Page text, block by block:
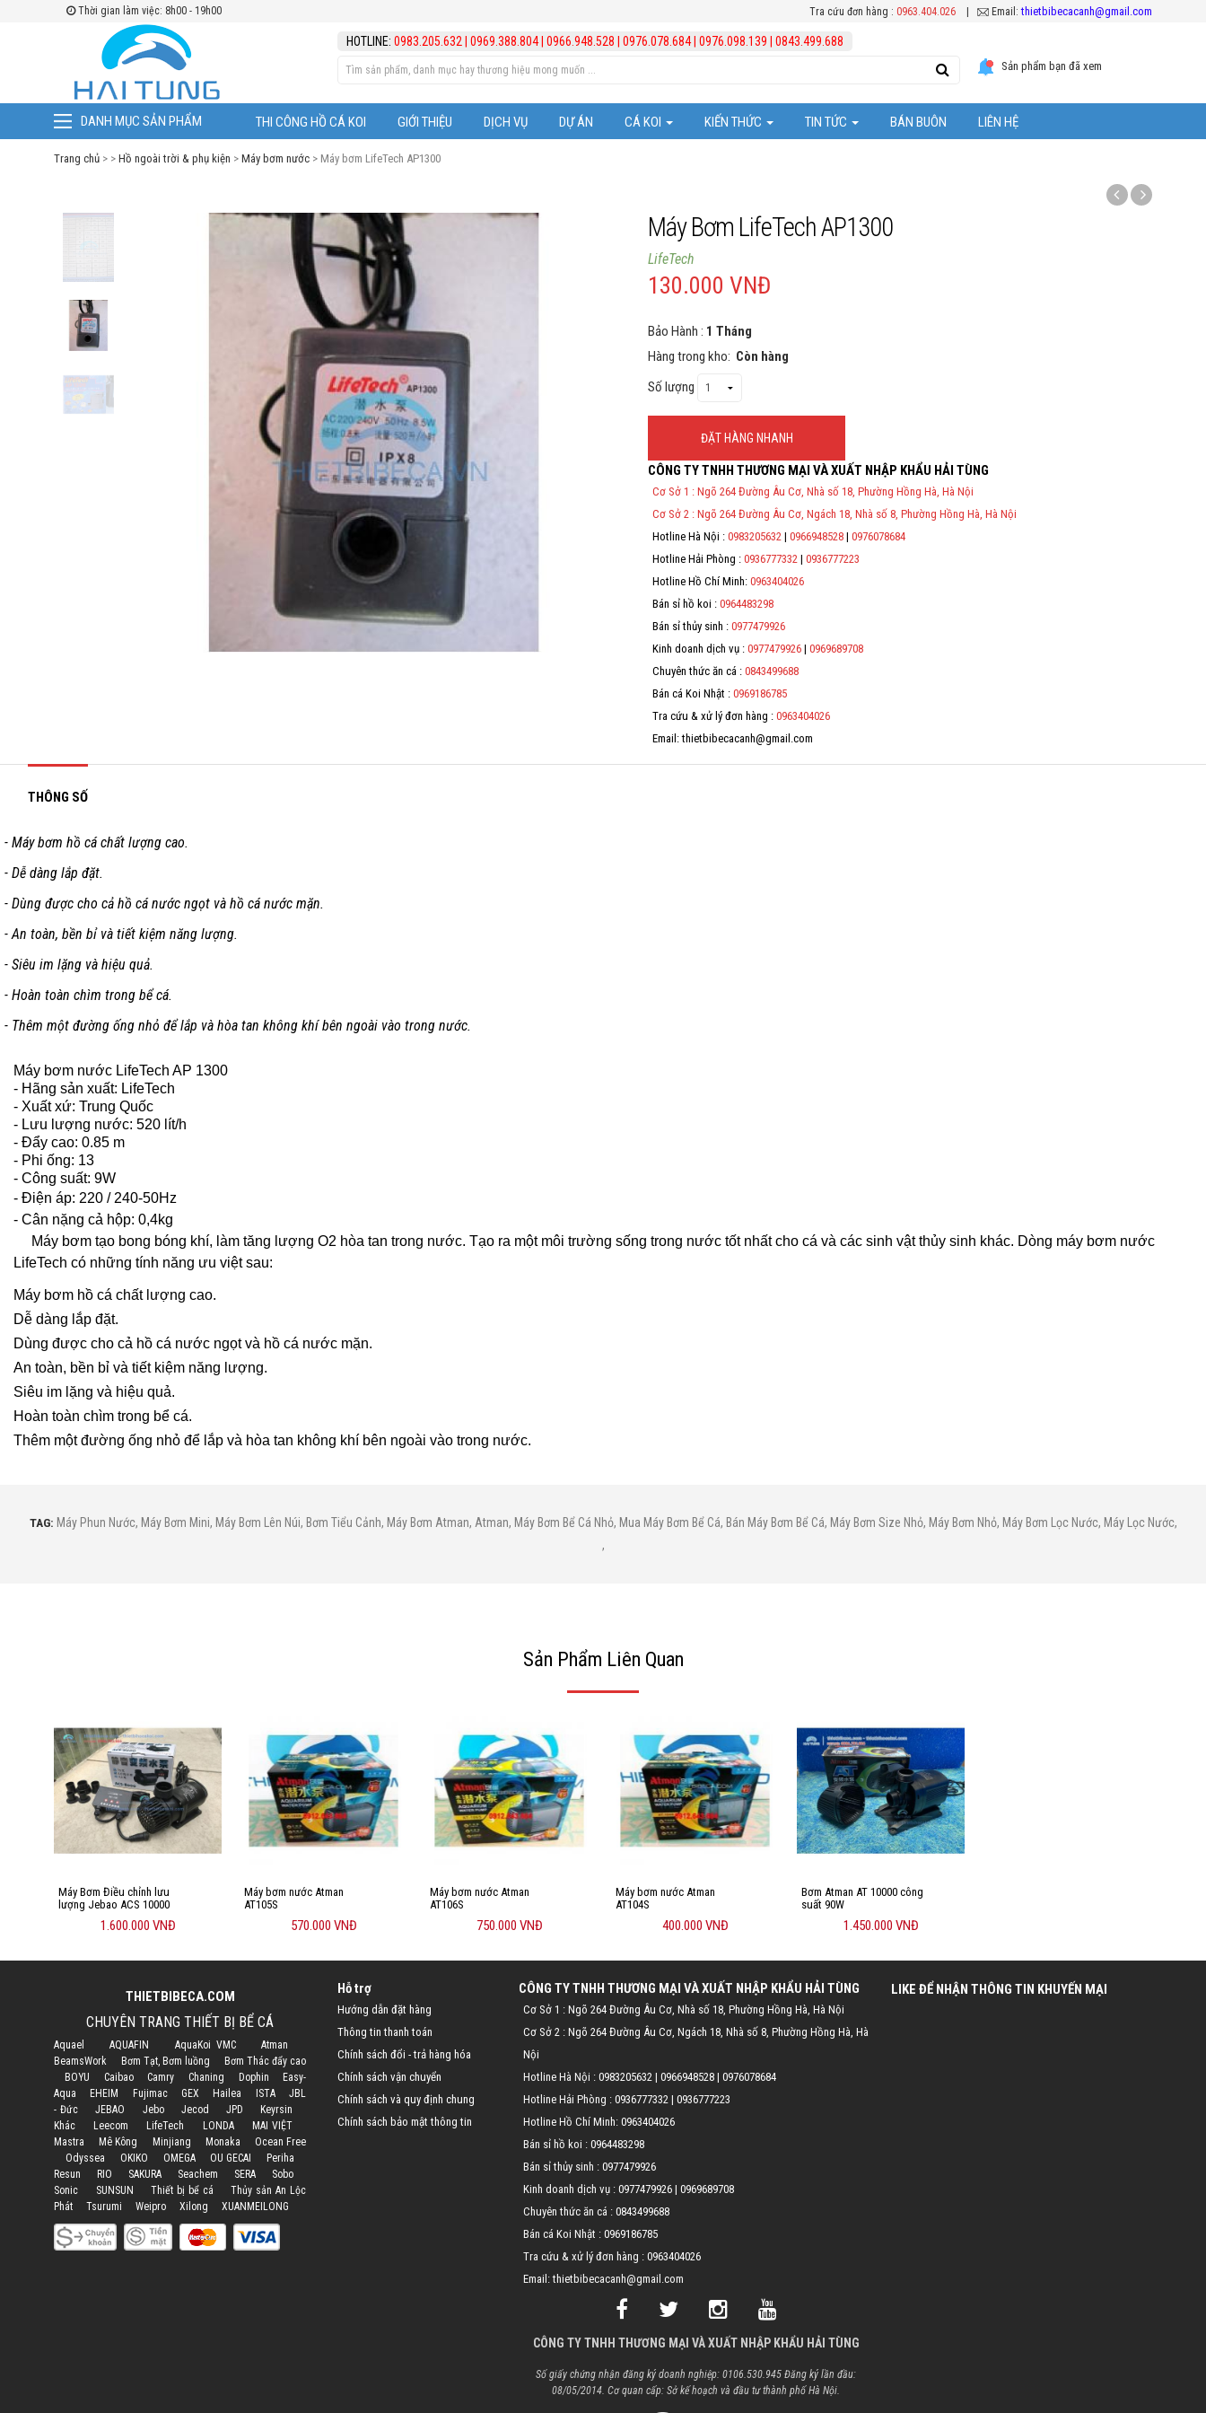
Thời gian làm việc: 8h00 - 19h00 Tra cứu đơn hàng : 0963.404.026 Email:thietbibecacanh@gmail.com
Sản phẩm bạn đã xem
HOTLINE:0983.205.632 |0969.388.804|0966.948.528 |0976.078.684|0976.098.139 |0843.499.688
DANH MỤC SẢN PHẨM THI CÔNG HỒ CÁ KOI GIỚI THIỆU DỊCH VỤ DỰ ÁN CÁ KOI KIẾN THỨC
Kiến thức chăm sóc bể cá cảnh
Video hướng dẫn lắp đặt thiết bị bể cá
Quản lý và xử lý nước bể cả
TIN TỨC BÁN BUÔN LIÊN HỆ
Trang chủ > > Hồ ngoài trời & phụ kiện > Máy bơm nước > Máy bơm LifeTech AP1300
Máy Bơm LifeTech AP1300
LifeTech
130.000 VNĐ
Bảo Hành : 1 Tháng
Hàng trong kho: Còn hàng
Số lượng
ĐẶT HÀNG NHANH
Thông Tin Đặt Hàng
Theo Nghị định 123/2020/NĐ-CP và nghị định 70/2025/NĐ-CP về việc thực hiện lập Hóa Đơn Điện
Tử bán hàng và cung cấp dịch vụ cho người mua bắt buộc phải thế hiện đầy đủ thông tin: họ tên,
địa chỉ, mã số thuế/ căn cước công dân/ số định danh.
CÔNG TY TNHH THƯƠNG MẠI VÀ XUẤT NHẬP KHẨU HẢI TÙNG
Cơ Sở 1 : Ngõ 264 Đường Âu Cơ, Nhà số 18, Phường Hồng Hà, Hà Nội
Cơ Sở 2 : Ngõ 264 Đường Âu Cơ, Ngách 18, Nhà số 8, Phường Hồng Hà, Hà Nội
Hotline Hà Nội : 0983205632 | 0966948528 | 0976078684
Hotline Hải Phòng : 0936777332 | 0936777223
Hotline Hồ Chí Minh: 0963404026
Bán sỉ hồ koi : 0964483298
Bán sỉ thủy sinh : 0977479926
Kinh doanh dịch vụ : 0977479926 | 0969689708
Chuyên thức ăn cá : 0843499688
Bán cá Koi Nhật : 0969186785
Tra cứu & xử lý đơn hàng : 0963404026
Email: thietbibecacanh@gmail.com
THÔNG SỐ
- Máy bơm hồ cá chất lượng cao.
- Dễ dàng lắp đặt.
- Dùng được cho cả hồ cá nước ngọt và hồ cá nước mặn.
- An toàn, bền bỉ và tiết kiệm năng lượng.
- Siêu im lặng và hiệu quả.
- Hoàn toàn chìm trong bể cá.
- Thêm một đường ống nhỏ để lắp và hòa tan không khí bên ngoài vào trong nước.
Máy bơm nước LifeTech AP 1300
- Hãng sản xuất: LifeTech
- Xuất xứ: Trung Quốc
- Lưu lượng nước: 520 lít/h
- Đẩy cao: 0.85 m
- Phi ống: 13
- Công suất: 9W
- Điện áp: 220 / 240-50Hz
- Cân nặng cả hộp: 0,4kg
Máy bơm tạo bong bóng khí, làm tăng lượng O2 hòa tan trong nước. Tạo ra một môi trường sống trong nước tốt nhất cho cá và các sinh vật thủy sinh khác. Dòng máy bơm nước
LifeTech có những tính năng ưu việt sau:
Máy bơm hồ cá chất lượng cao.
Dễ dàng lắp đặt.
Dùng được cho cả hồ cá nước ngọt và hồ cá nước mặn.
An toàn, bền bỉ và tiết kiệm năng lượng.
Siêu im lặng và hiệu quả.
Hoàn toàn chìm trong bể cá.
Thêm một đường ống nhỏ để lắp và hòa tan không khí bên ngoài vào trong nước.
TAG: Máy Phun Nước, Máy Bơm Mini, Máy Bơm Lên Núi, Bơm Tiểu Cảnh, Máy Bơm Atman, Atman, Máy Bơm Bể Cá Nhỏ, Mua Máy Bơm Bể Cá, Bán Máy Bơm Bể Cá, Máy Bơm Size Nhỏ, Máy Bơm Nhỏ, Máy Bơm Lọc Nước, Máy Lọc Nước,
,
Sản Phẩm Liên Quan
Máy Bơm Điều chỉnh lưu
lượng Jebao ACS 10000
1.600.000 VNĐ
Máy bơm nước Atman
AT105S
570.000 VNĐ
Máy bơm nước Atman
AT106S
750.000 VNĐ
Máy bơm nước Atman
AT104S
400.000 VNĐ
Bơm Atman AT 10000 công
suất 90W
1.450.000 VNĐ
THIETBIBECA.COM
CHUYÊN TRANG THIẾT BỊ BỂ CÁ
Aquael AQUAFIN AquaKoi VMC
Atman
BeamsWork
Bơm Tạt, Bơm luồng
Bơm Thác đẩy cao
BOYU
Caibao Camry Chaning Dophin
Easy-
Aqua
EHEIM Fujimac GEX Hailea ISTA
JBL
- Đức
JEBAO Jebo Jecod JPD
Keyrsin
Khác
Leecom LifeTech LONDA
MAI VIỆT
Mastra
Mê Kông Minjiang Monaka
Ocean Free
Odyssea
OKIKO OMEGA OU GECAI
Periha
Resun
RIO SAKURA Seachem SERA
Sobo
Sonic
SUNSUN Thiết bị bể cá
Thủy sản An Lộc
Phát
Tsurumi Weipro Xilong XUANMEILONG
Hỗ trợ
Hướng dẫn đặt hàng
Thông tin thanh toán
Chính sách đổi - trả hàng hóa
Chính sách vận chuyển
Chính sách và quy định chung
Chính sách bảo mật thông tin
CÔNG TY TNHH THƯƠNG MẠI VÀ XUẤT NHẬP KHẨU HẢI TÙNG
Cơ Sở 1 : Ngõ 264 Đường Âu Cơ, Nhà số 18, Phường Hồng Hà, Hà Nội
Cơ Sở 2 : Ngõ 264 Đường Âu Cơ, Ngách 18, Nhà số 8, Phường Hồng Hà, Hà
Nội
Hotline Hà Nội :0983205632 |0966948528 |0976078684
Hotline Hải Phòng :0936777332 |0936777223
Hotline Hồ Chí Minh:0963404026
Bán sỉ hồ koi :0964483298
Bán sỉ thủy sinh :0977479926
Kinh doanh dịch vụ :0977479926 |0969689708
Chuyên thức ăn cá :0843499688
Bán cá Koi Nhật :0969186785
Tra cứu & xử lý đơn hàng :0963404026
Email: thietbibecacanh@gmail.com
CÔNG TY TNHH THƯƠNG MẠI VÀ XUẤT NHẬP KHẨU HẢI TÙNG
Số giấy chứng nhận đăng ký doanh nghiệp: 0106.530.945 Đăng ký lần đầu:
08/05/2014. Cơ quan cấp: Sở kế hoạch và đầu tư thành phố Hà Nội.
LIKE ĐỂ NHẬN THÔNG TIN KHUYẾN MẠI